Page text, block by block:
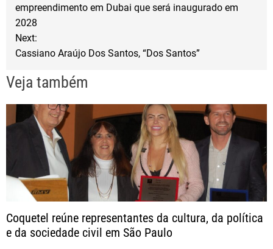
k
g
a
ã
o
d
empreendimento em Dubai que será inaugurado em
2028
Next:
Cassiano Araújo Dos Santos, “Dos Santos”
Veja também
Coquetel reúne representantes da cultura, da política
e da sociedade civil em São Paulo